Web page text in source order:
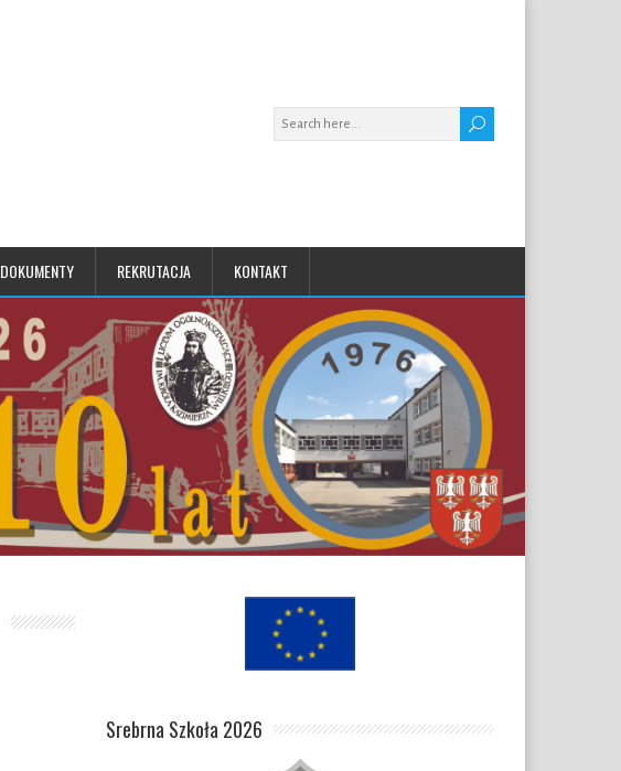
DOKUMENTY REKRUTACJA KONTAKT
Srebrna Szkoła 2026